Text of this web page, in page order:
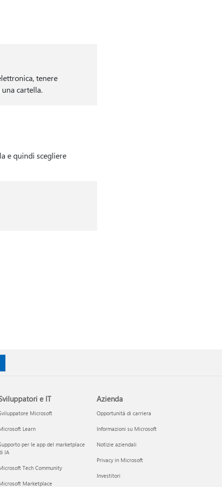
tenere
cartella.
e quindi scegliere
e IT
Microsoft
Learn
per le app del marketplace
IA
Tech Community
Marketplace
Azienda
Opportunità di carriera
Informazioni su Microsoft
Notizie aziendali
Privacy in Microsoft
Investitori